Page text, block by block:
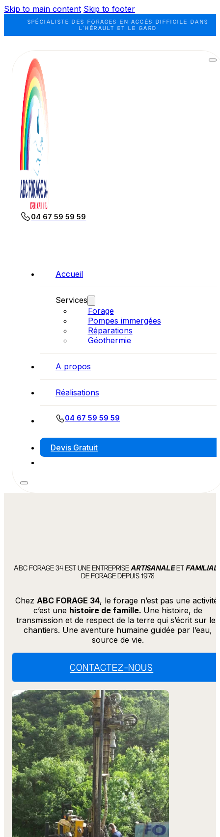
Skip to main content Skip to footer
SPÉCIALISTE DES FORAGES EN ACCÈS DIFFICILE DANS
L'HÉRAULT ET LE GARD
04 67 59 59 59
Accueil
Services
Forage
Pompes immergées
Réparations
Géothermie
A propos
Réalisations
04 67 59 59 59
Devis Gratuit
ABC FORAGE 34 EST UNE ENTREPRISEARTISANALEET
DE FORAGE DEPUIS 1978
Chez ABC FORAGE 34, le forage n’est pas une activité,
c’est une histoire de famille. Une histoire, de
transmission et de respect de la terre qui s’écrit sur les
chantiers. Une aventure humaine guidée par l’eau,
source de vie.
CONTACTEZ-NOUS